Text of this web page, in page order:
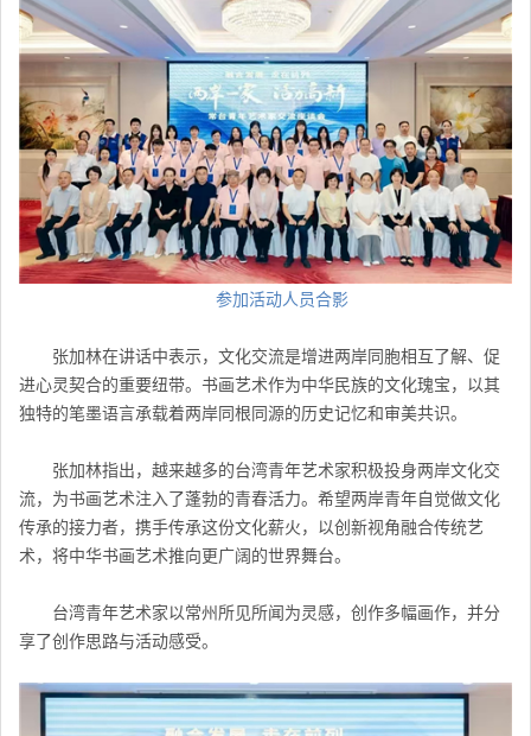
参加活动人员合影
张加林在讲话中表示，文化交流是增进两岸同胞相互了解、促
进心灵契合的重要纽带。书画艺术作为中华民族的文化瑰宝，以其
独特的笔墨语言承载着两岸同根同源的历史记忆和审美共识。
张加林指出，越来越多的台湾青年艺术家积极投身两岸文化交
流，为书画艺术注入了蓬勃的青春活力。希望两岸青年自觉做文化
传承的接力者，携手传承这份文化薪火，以创新视角融合传统艺
术，将中华书画艺术推向更广阔的世界舞台。
台湾青年艺术家以常州所见所闻为灵感，创作多幅画作，并分
享了创作思路与活动感受。